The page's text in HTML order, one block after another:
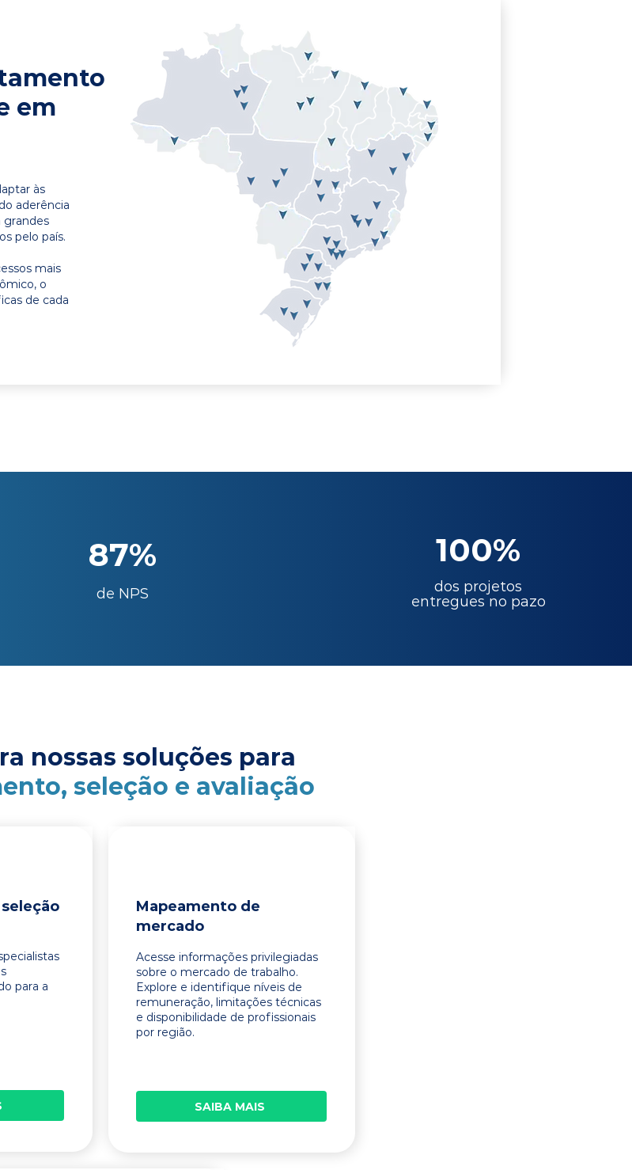
em
às
aderência
grandes
pelo país.
mais
o
de cada
87%
de NPS
100%
dos projetos
entregues no pazo
nossas soluções para
seleção e avaliação
para a
Mapeamento de
mercado
Acesse informações privilegiadas
sobre o mercado de trabalho.
Explore e identifique níveis de
remuneração, limitações técnicas
e disponibilidade de profissionais
por região.
SAIBA MAIS